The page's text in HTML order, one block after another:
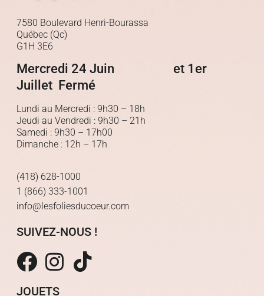
7580 Boulevard Henri-Bourassa
Québec (Qc)
G1H 3E6
Mercredi 24 Juin et 1er
Juillet Fermé
Lundi au Mercredi : 9h30 – 18h
Jeudi au Vendredi : 9h30 – 21h
Samedi : 9h30 – 17h00
Dimanche : 12h – 17h
(418) 628-1000
1 (866) 333-1001
info@lesfoliesducoeur.com
SUIVEZ-NOUS !
JOUETS